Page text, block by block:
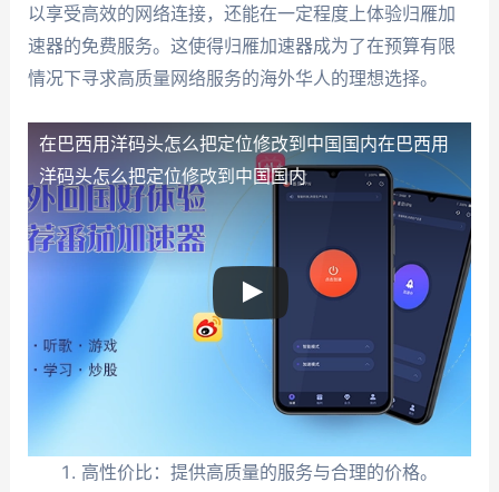
以享受高效的网络连接，还能在一定程度上体验归雁加
速器的免费服务。这使得归雁加速器成为了在预算有限
情况下寻求高质量网络服务的海外华人的理想选择。
在巴西用洋码头怎么把定位修改到中国国内在巴西用
洋码头怎么把定位修改到中国国内
高性价比：提供高质量的服务与合理的价格。